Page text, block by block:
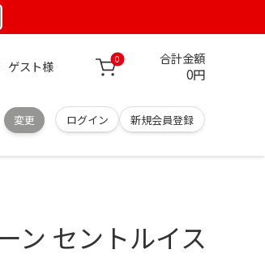
ゲスト様 0 合計金額
0円
変更 ログイン 新規会員登録
ン セントルイス